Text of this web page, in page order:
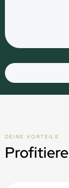
DEINE VORTEILE